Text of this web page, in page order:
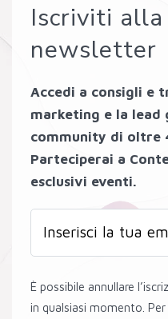
Iscriviti
newsletter
Accedi a consigli e
marketing e la lead
community di oltre
Parteciperai a
esclusivi eventi.
È possibile annullare
in qualsiasi momento.